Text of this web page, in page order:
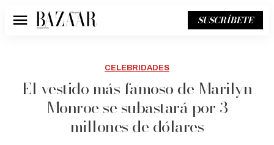
Menú SUSCRÍBETE
CELEBRIDADES
El vestido más famoso de Marilyn
Monroe se subastará por 3
millones de dólares